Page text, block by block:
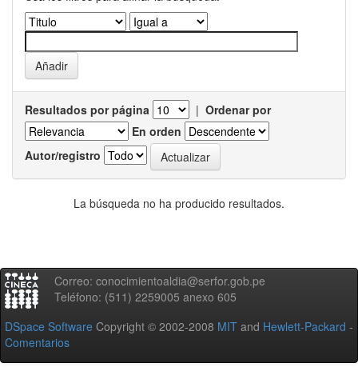
Resultados por página | Ordenar por
En orden
Autor/registro
La búsqueda no ha producido resultados.
Correo: conocimientoaldia@serfor.gob.pe
Teléfono: (511) 2259005 anexo 605
DSpace Software Copyright © 2002-2008 MIT and Hewlett-Packard -
Comentarios